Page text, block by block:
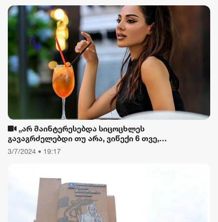
„არ მაინტერესებდა სიცოცხლეს
გავაგრძელებდი თუ არა, ვიწექი 6 თვე,
დავიწყებული მქონდა კვება, ფიზიკური მოძრაობა“
3/7/2024 • 19:17